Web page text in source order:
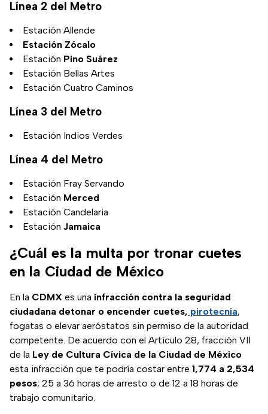
Línea 2 del Metro
Estación Allende
Estación Zócalo
Estación Pino Suárez
Estación Bellas Artes
Estación Cuatro Caminos
Línea 3 del Metro
Estación Indios Verdes
Línea 4 del Metro
Estación Fray Servando
Estación Merced
Estación Candelaria
Estación Jamaica
¿Cuál es la multa por tronar cuetes
en la Ciudad de México
En la CDMX es una infracción contra la seguridad
ciudadana detonar o encender cuetes, pirotecnia,
fogatas o elevar aeróstatos sin permiso de la autoridad
competente. De acuerdo con el Artículo 28, fracción VII
de la Ley de Cultura Cívica de la Ciudad de México
esta infracción que te podría costar entre 1,774 a 2,534
pesos; 25 a 36 horas de arresto o de 12 a 18 horas de
trabajo comunitario.